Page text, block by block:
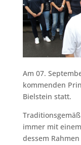
Am 07.
kommenden
Bielstein statt.
immer mit
dessem